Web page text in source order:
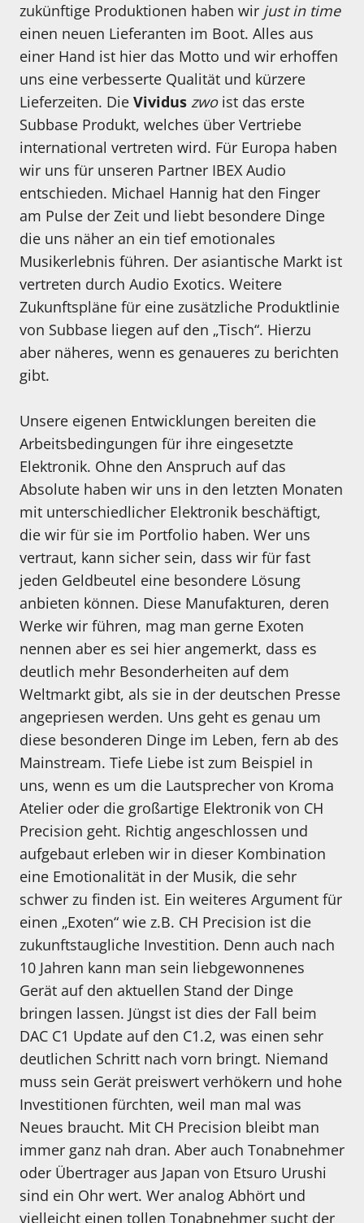
zukünftige Produktionen haben wir just in time
einen neuen Lieferanten im Boot. Alles aus
einer Hand ist hier das Motto und wir erhoffen
uns eine verbesserte Qualität und kürzere
Lieferzeiten. Die Vividus zwoist das erste
Subbase Produkt, welches über Vertriebe
international vertreten wird. Für Europa haben
wir uns für unseren Partner IBEX Audio
entschieden. Michael Hannig hat den Finger
am Pulse der Zeit und liebt besondere Dinge
die uns näher an ein tief emotionales
Musikerlebnis führen. Der asiantische Markt ist
vertreten durch Audio Exotics. Weitere
Zukunftspläne für eine zusätzliche Produktlinie
von Subbase liegen auf den „Tisch“. Hierzu
aber näheres, wenn es genaueres zu berichten
gibt.
Unsere eigenen Entwicklungen bereiten die
Arbeitsbedingungen für ihre eingesetzte
Elektronik. Ohne den Anspruch auf das
Absolute haben wir uns in den letzten Monaten
mit unterschiedlicher Elektronik beschäftigt,
die wir für sie im Portfolio haben. Wer uns
vertraut, kann sicher sein, dass wir für fast
jeden Geldbeutel eine besondere Lösung
anbieten können. Diese Manufakturen, deren
Werke wir führen, mag man gerne Exoten
nennen aber es sei hier angemerkt, dass es
deutlich mehr Besonderheiten auf dem
Weltmarkt gibt, als sie in der deutschen Presse
angepriesen werden. Uns geht es genau um
diese besonderen Dinge im Leben, fern ab des
Mainstream. Tiefe Liebe ist zum Beispiel in
uns, wenn es um die Lautsprecher von Kroma
Atelier oder die großartige Elektronik von CH
Precision geht. Richtig angeschlossen und
aufgebaut erleben wir in dieser Kombination
eine Emotionalität in der Musik, die sehr
schwer zu finden ist. Ein weiteres Argument für
einen „Exoten“ wie z.B. CH Precision ist die
zukunftstaugliche Investition. Denn auch nach
10 Jahren kann man sein liebgewonnenes
Gerät auf den aktuellen Stand der Dinge
bringen lassen. Jüngst ist dies der Fall beim
DAC C1 Update auf den C1.2, was einen sehr
deutlichen Schritt nach vorn bringt. Niemand
muss sein Gerät preiswert verhökern und hohe
Investitionen fürchten, weil man mal was
Neues braucht. Mit CH Precision bleibt man
immer ganz nah dran. Aber auch Tonabnehmer
oder Übertrager aus Japan von Etsuro Urushi
sind ein Ohr wert. Wer analog Abhört und
vielleicht einen tollen Tonabnehmer sucht der